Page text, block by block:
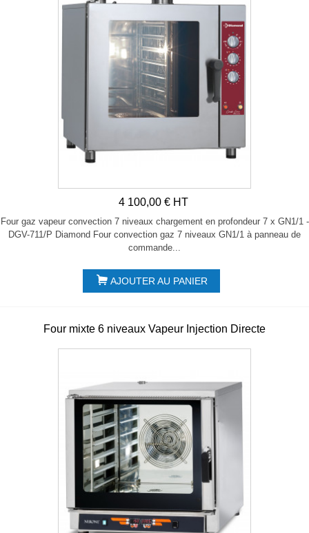
4 100,00 € HT
Four gaz vapeur convection 7 niveaux chargement en profondeur 7 x GN1/1 -
DGV-711/P Diamond Four convection gaz 7 niveaux GN1/1 à panneau de
commande...
AJOUTER AU PANIER
Four mixte 6 niveaux Vapeur Injection Directe